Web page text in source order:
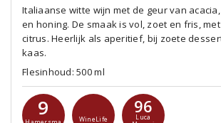
Italiaanse witte wijn met de geur van
en honing. De smaak is vol, zoet en fris,
citrus. Heerlijk als aperitief, bij zoete
kaas.
Flesinhoud: 500 ml
9 WineLife
96
Luca